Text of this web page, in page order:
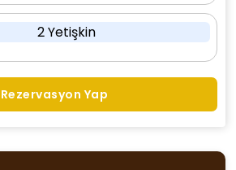
2 Yetişkin
Rezervasyon Yap